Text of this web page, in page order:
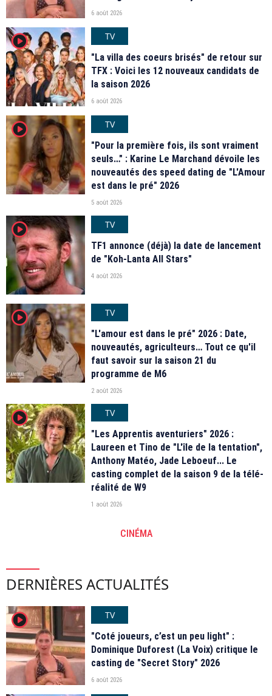
6 août 2026
player2
TV
"La villa des coeurs brisés" de retour sur
TFX : Voici les 12 nouveaux candidats de
la saison 2026
6 août 2026
player2
TV
"Pour la première fois, ils sont vraiment
seuls…" : Karine Le Marchand dévoile les
nouveautés des speed dating de "L'Amour
est dans le pré" 2026
5 août 2026
player2
TV
TF1 annonce (déjà) la date de lancement
de "Koh-Lanta All Stars"
4 août 2026
player2
TV
"L'amour est dans le pré" 2026 : Date,
nouveautés, agriculteurs… Tout ce qu'il
faut savoir sur la saison 21 du
programme de M6
2 août 2026
player2
TV
"Les Apprentis aventuriers" 2026 :
Laureen et Tino de "L'île de la tentation",
Anthony Matéo, Jade Leboeuf... Le
casting complet de la saison 9 de la télé-
réalité de W9
1 août 2026
CINÉMA
DERNIÈRES ACTUALITÉS
player2
TV
"Coté joueurs, c’est un peu light" :
Dominique Duforest (La Voix) critique le
casting de "Secret Story" 2026
6 août 2026